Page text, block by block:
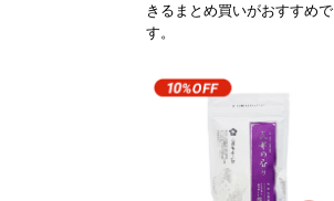
きるまとめ買いがおすすめで
す。